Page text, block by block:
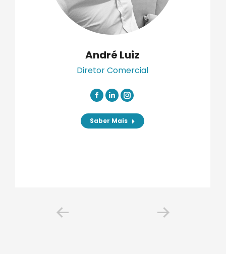
André Luiz
Diretor Comercial
Facebook
LinkedinInstagram
Saber Mais